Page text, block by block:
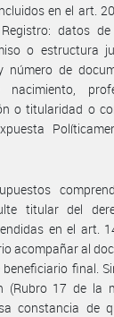
en el art.
datos
o estructura
de
o titularidad o
titular del
en el art.
acompañar al
final.
(Rubro 17 de la
constancia de